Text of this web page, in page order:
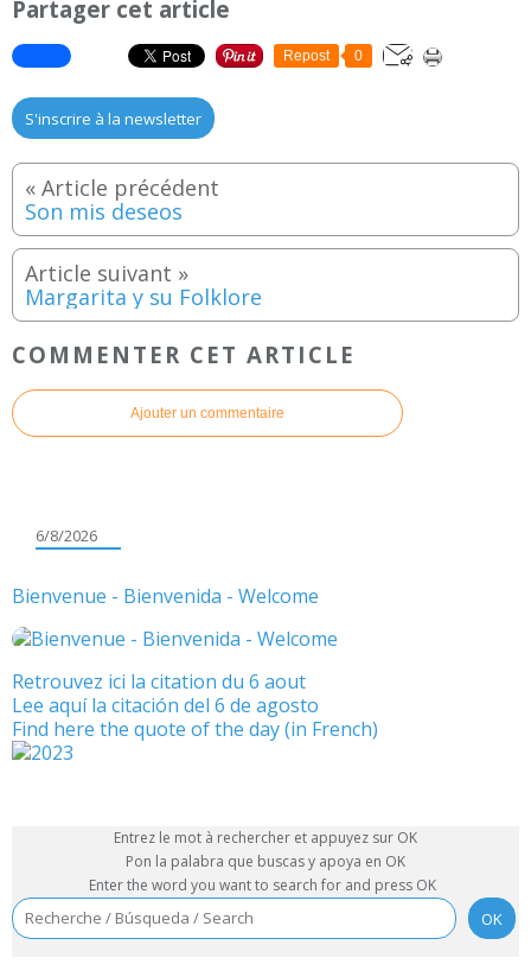
Partager cet article
Repost 0
S'inscrire à la newsletter
Son mis deseos
Margarita y su Folklore
COMMENTER CET ARTICLE
Ajouter un commentaire
6/8/2026
Bienvenue - Bienvenida - Welcome
Retrouvez ici la citation du 6 aout
Lee aquí la citación del 6 de agosto
Find here the quote of the day (in French)
Entrez le mot à rechercher et appuyez sur OK
Pon la palabra que buscas y apoya en OK
Enter the word you want to search for and press OK